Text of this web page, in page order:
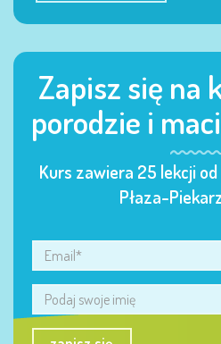
Zapisz się na
porodzie i
Kurs zawiera 25 lekcji
Płaza-